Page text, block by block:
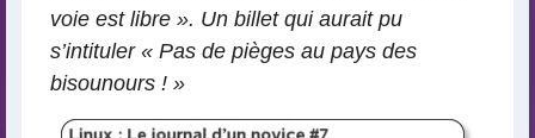
voie est libre ». Un billet qui aurait pu
s’intituler « Pas de pièges au pays des
bisounours ! »